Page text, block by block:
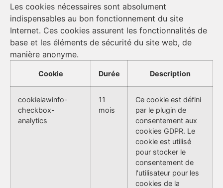
Les cookies nécessaires sont absolument
indispensables au bon fonctionnement du site
Internet. Ces cookies assurent les fonctionnalités de
base et les éléments de sécurité du site web, de
manière anonyme.
Cookie Durée Description
cookielawinfo-
checkbox-
analytics
11
mois
Ce cookie est défini
par le plugin de
consentement aux
cookies GDPR. Le
cookie est utilisé
pour stocker le
consentement de
l'utilisateur pour les
cookies de la